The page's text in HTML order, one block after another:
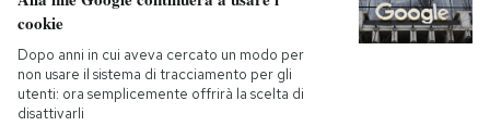
cookie
Dopo anni in cui aveva cercato un modo per
non usare il sistema di tracciamento per gli
utenti: ora semplicemente offrirà la scelta di
disattivarli